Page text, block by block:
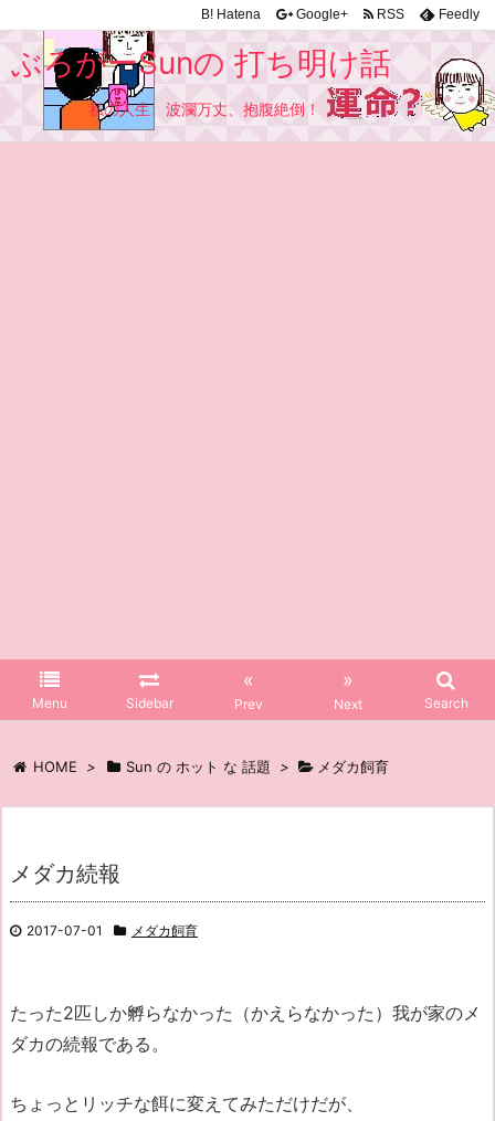
ぶろがーSunの 打ち明け話
私の人生、波瀾万丈、抱腹絶倒！
Menu Sidebar
«
Prev
»
Next Search
B! Hatena Google+ RSS Feedly
HOME > Sun の ホット な 話題 > メダカ飼育
メダカ続報
2017-07-01 メダカ飼育
たった2匹しか孵らなかった（かえらなかった）我が家のメ
ダカの続報である。
ちょっとリッチな餌に変えてみただけだが、